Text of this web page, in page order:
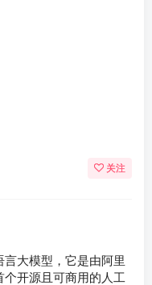
关注
大模型，它是由阿里
开源且可商用的人工